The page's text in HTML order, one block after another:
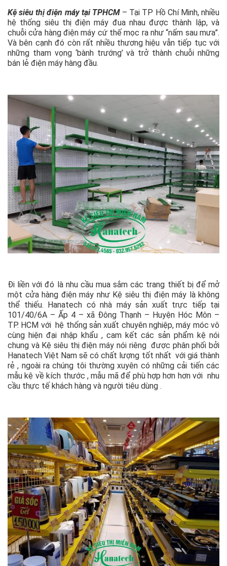
Kệ siêu thị điện máy tại TPHCM– Tại TP Hồ Chí Minh, nhiều
hệ thống siêu thị điện máy đua nhau được thành lập, và
chuỗi cửa hàng điện máy cứ thế mọc ra như “nấm sau mưa”.
Và bên cạnh đó còn rất nhiều thương hiệu vẫn tiếp tục với
những tham vọng ‘bành trướng’ và trở thành chuỗi những
bán lẻ điện máy hàng đầu.
Đi liền với đó là nhu cầu mua sắm các trang thiết bị để mở
một cửa hàng điện máy như Kệ siêu thị điện máy là không
thể thiếu. Hanatech có nhà máy sản xuất trực tiếp tại
101/40/6A – Ấp 4 – xã Đông Thạnh – Huyện Hóc Môn –
TP. HCM với hệ thống sản xuất chuyên nghiệp, máy móc vô
cùng hiện đại nhập khẩu , cam kết các sản phẩm kệ nói
chung và Kệ siêu thị điện máy nói riêng được phân phối bởi
Hanatech Việt Nam sẽ có chất lượng tốt nhất với giá thành
rẻ , ngoài ra chúng tôi thường xuyên có những cải tiến các
mẫu kệ về kích thước , mẫu mã để phù hợp hơn hơn với nhu
cầu thực tế khách hàng và người tiêu dùng .